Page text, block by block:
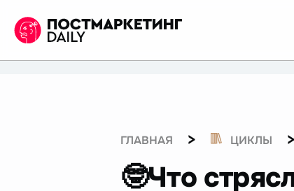
ГЛАВНАЯ > ЦИКЛЫ >
🤓Что